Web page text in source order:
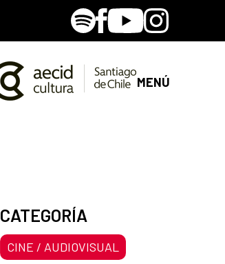
SpotifyFacebook
YoutubeInstagram
MENÚ
CATEGORÍA
CINE / AUDIOVISUAL